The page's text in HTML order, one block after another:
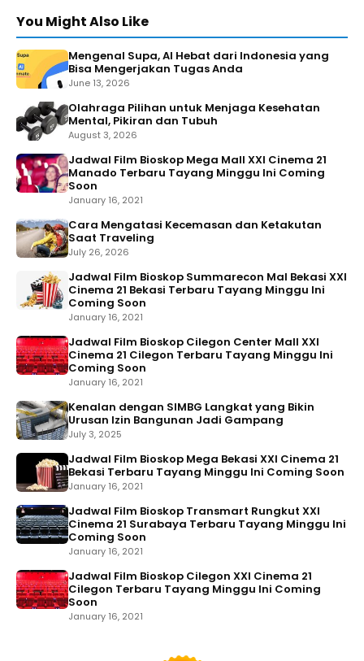
You Might Also Like
Mengenal Supa, AI Hebat dari Indonesia yang
Bisa Mengerjakan Tugas Anda
June 13, 2026
Olahraga Pilihan untuk Menjaga Kesehatan
Mental, Pikiran dan Tubuh
August 3, 2026
Jadwal Film Bioskop Mega Mall XXI Cinema 21
Manado Terbaru Tayang Minggu Ini Coming
Soon
January 16, 2021
Cara Mengatasi Kecemasan dan Ketakutan
Saat Traveling
July 26, 2026
Jadwal Film Bioskop Summarecon Mal Bekasi XXI
Cinema 21 Bekasi Terbaru Tayang Minggu Ini
Coming Soon
January 16, 2021
Jadwal Film Bioskop Cilegon Center Mall XXI
Cinema 21 Cilegon Terbaru Tayang Minggu Ini
Coming Soon
January 16, 2021
Kenalan dengan SIMBG Langkat yang Bikin
Urusan Izin Bangunan Jadi Gampang
July 3, 2025
Jadwal Film Bioskop Mega Bekasi XXI Cinema 21
Bekasi Terbaru Tayang Minggu Ini Coming Soon
January 16, 2021
Jadwal Film Bioskop Transmart Rungkut XXI
Cinema 21 Surabaya Terbaru Tayang Minggu Ini
Coming Soon
January 16, 2021
Jadwal Film Bioskop Cilegon XXI Cinema 21
Cilegon Terbaru Tayang Minggu Ini Coming
Soon
January 16, 2021